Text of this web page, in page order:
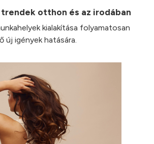
otthon és az irodában
kialakítása folyamatosan
új igények hatására.